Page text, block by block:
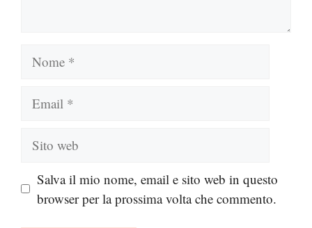
web
Salva il mio nome, email e sito web in questo
browser per la prossima volta che commento.